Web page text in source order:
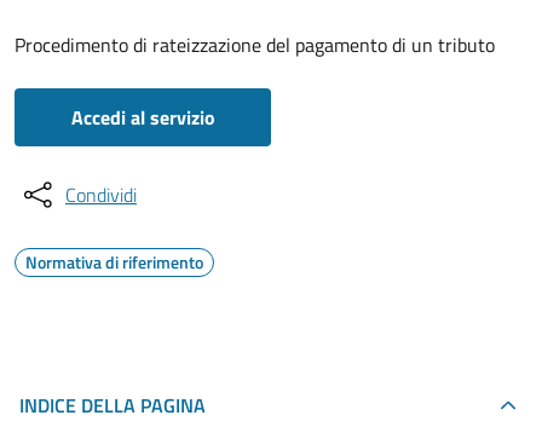
Procedimento di rateizzazione del pagamento di un tributo
Accedi al servizio
Condividi
Normativa di riferimento
INDICE DELLA PAGINA